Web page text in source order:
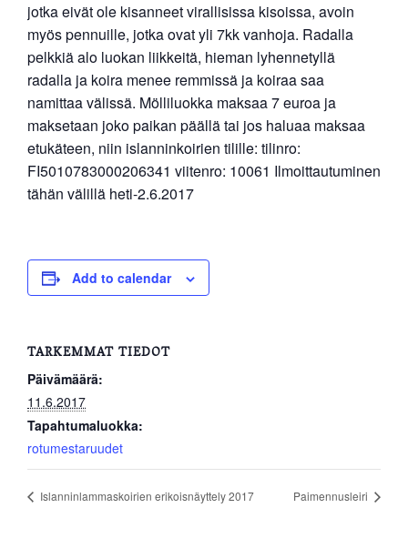
jotka eivät ole kisanneet virallisissa kisoissa, avoin
myös pennuille, jotka ovat yli 7kk vanhoja. Radalla
pelkkiä alo luokan liikkeitä, hieman lyhennetyllä
radalla ja koira menee remmissä ja koiraa saa
namittaa välissä. Mölliluokka maksaa 7 euroa ja
maksetaan joko paikan päällä tai jos haluaa maksaa
etukäteen, niin islanninkoirien tilille: tilinro:
FI5010783000206341 viitenro: 10061 Ilmoittautuminen
tähän välillä heti-2.6.2017
Add to calendar
TARKEMMAT TIEDOT
Päivämäärä:
11.6.2017
Tapahtumaluokka:
rotumestaruudet
Islanninlammaskoirien erikoisnäyttely 2017 Paimennusleiri